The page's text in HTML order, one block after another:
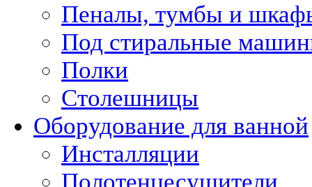
Пеналы, тумбы и
Под стиральные
Полки
Столешницы
Оборудование для ванной
Инсталляции